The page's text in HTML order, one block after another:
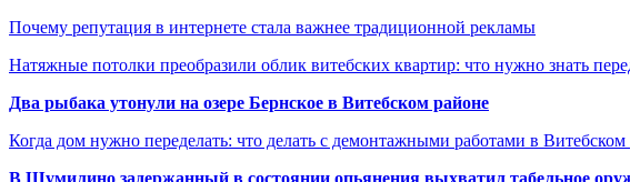
Почему репутация в интернете стала важнее традиционной рекламы
Натяжные потолки преобразили облик витебских квартир: что нужно знать
Два рыбака утонули на озере Бернское в Витебском районе
Когда дом нужно переделать: что делать с демонтажными работами в Витебском
В Шумилино задержанный в состоянии опьянения выхватил табельное